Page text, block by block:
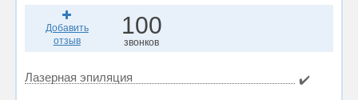
Добавить
отзыв
100
звонков
Лазерная эпиляция ✔️